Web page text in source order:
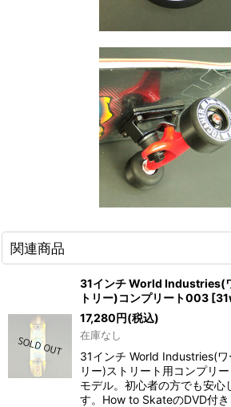
関連商品
31インチ World Industries(
トリー)コンプリート003 [
17,280円(税込)
在庫なし
31インチ World Industries(ワ
リー)ストリート用コンプリ
モデル。初心者の方でも安心
す。How to SkateのDVD付